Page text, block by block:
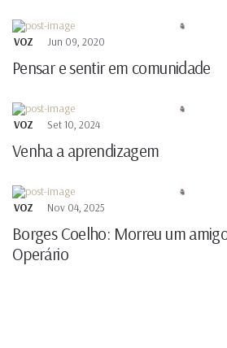
VOZ Jun 09, 2020
Pensar e sentir em comunidade
VOZ Set 10, 2024
Venha a aprendizagem
VOZ Nov 04, 2025
Borges Coelho: Morreu um
Operário